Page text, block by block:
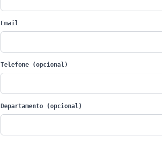
Email
Telefone (opcional)
Departamento (opcional)